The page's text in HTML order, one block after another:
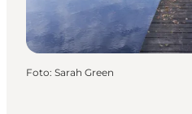
Foto: Sarah Green